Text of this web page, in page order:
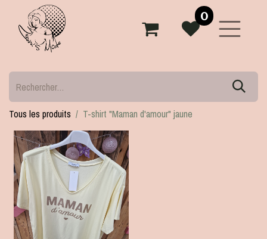
0
Tous les produits T-shirt "Maman d'amour" jaune